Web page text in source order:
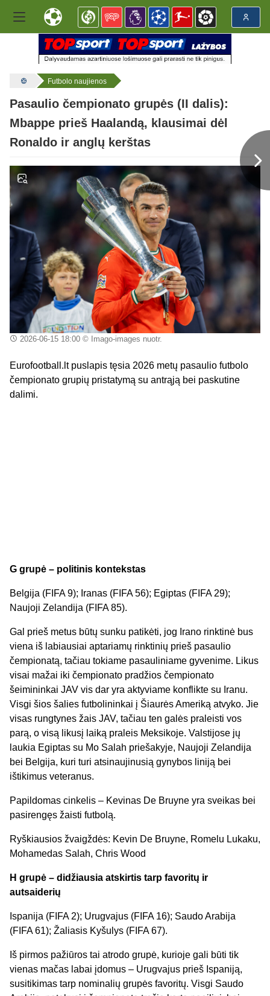
Futbolo naujienos
Pasaulio čempionato grupės (II dalis):
Mbappe prieš Haalandą, klausimai dėl
Ronaldo ir anglų kerštas
2026-06-15 18:00© Imago-images nuotr.
Eurofootball.lt puslapis tęsia 2026 metų pasaulio futbolo
čempionato grupių pristatymą su antrąją bei paskutine
dalimi.
G grupė – politinis kontekstas
Belgija (FIFA 9); Iranas (FIFA 56); Egiptas (FIFA 29);
Naujoji Zelandija (FIFA 85).
Gal prieš metus būtų sunku patikėti, jog Irano rinktinė bus
viena iš labiausiai aptariamų rinktinių prieš pasaulio
čempionatą, tačiau tokiame pasauliniame gyvenime. Likus
visai mažai iki čempionato pradžios čempionato
šeimininkai JAV vis dar yra aktyviame konflikte su Iranu.
Visgi šios šalies futbolininkai į Šiaurės Ameriką atvyko. Jie
visas rungtynes žais JAV, tačiau ten galės praleisti vos
parą, o visą likusį laiką praleis Meksikoje. Valstijose jų
laukia Egiptas su Mo Salah priešakyje, Naujoji Zelandija
bei Belgija, kuri turi atsinaujinusią gynybos liniją bei
ištikimus veteranus.
Papildomas cinkelis – Kevinas De Bruyne yra sveikas bei
pasirengęs žaisti futbolą.
Ryškiausios žvaigždės: Kevin De Bruyne, Romelu Lukaku,
Mohamedas Salah, Chris Wood
H grupė – didžiausia atskirtis tarp favoritų ir
autsaiderių
Ispanija (FIFA 2); Urugvajus (FIFA 16); Saudo Arabija
(FIFA 61); Žaliasis Kyšulys (FIFA 67).
Iš pirmos pažiūros tai atrodo grupė, kurioje gali būti tik
vienas mačas labai įdomus – Urugvajus prieš Ispaniją,
susitikimas tarp nominalių grupės favoritų. Visgi Saudo